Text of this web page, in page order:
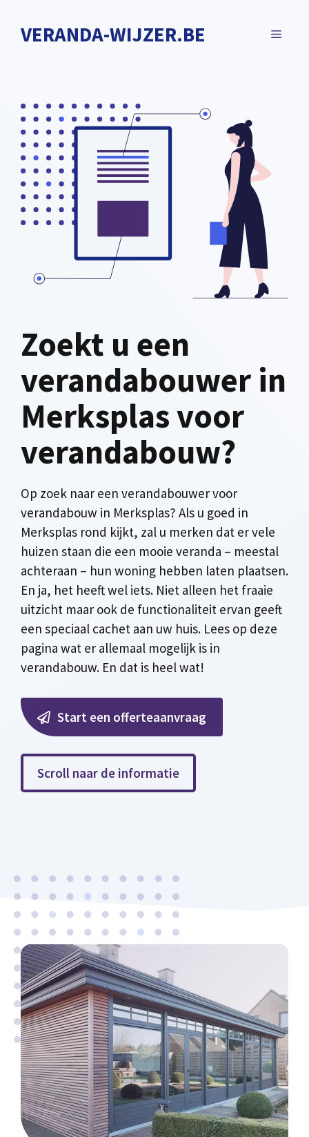
naarVERANDA-WIJZER.BE MENU
Zoekt u een
verandabouwer in
Merksplas voor
verandabouw?
Op zoek naar een verandabouwer voor
verandabouw in Merksplas? Als u goed in
Merksplas rond kijkt, zal u merken dat er vele
huizen staan die een mooie veranda – meestal
achteraan – hun woning hebben laten plaatsen.
En ja, het heeft wel iets. Niet alleen het fraaie
uitzicht maar ook de functionaliteit ervan geeft
een speciaal cachet aan uw huis. Lees op deze
pagina wat er allemaal mogelijk is in
verandabouw. En dat is heel wat!
Start een offerteaanvraag
Scroll naar de informatie